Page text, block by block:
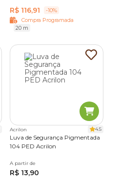
R$ 116,91
-10%
Compra Programada
20 m
Acrilon 4.5
Luva de Segurança Pigmentada
104 PED Acrilon
A partir de
R$ 13,90